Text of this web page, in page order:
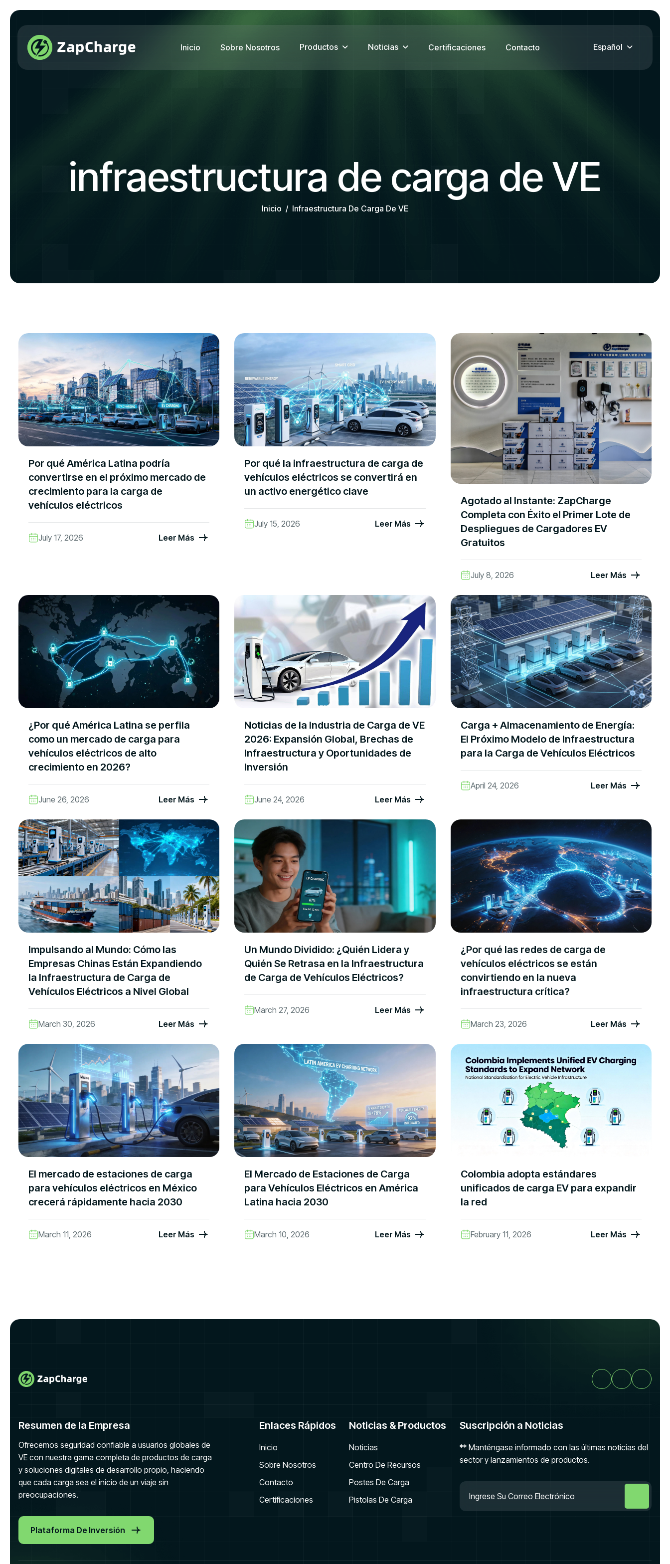
Inicio Sobre Nosotros Productos Noticias Certificaciones Contacto Español
infraestructura de carga de VE
Inicio Infraestructura De Carga De VE
Por qué América Latina podría
convertirse en el próximo mercado de
crecimiento para la carga de
vehículos eléctricos
July 17, 2026 Leer Más
Por qué la infraestructura de carga de
vehículos eléctricos se convertirá en
un activo energético clave
July 15, 2026 Leer Más
Agotado al Instante: ZapCharge
Completa con Éxito el Primer Lote de
Despliegues de Cargadores EV
Gratuitos
July 8, 2026 Leer Más
¿Por qué América Latina se perfila
como un mercado de carga para
vehículos eléctricos de alto
crecimiento en 2026?
June 26, 2026 Leer Más
Noticias de la Industria de Carga de VE
2026: Expansión Global, Brechas de
Infraestructura y Oportunidades de
Inversión
June 24, 2026 Leer Más
Carga + Almacenamiento de Energía:
El Próximo Modelo de Infraestructura
para la Carga de Vehículos Eléctricos
April 24, 2026 Leer Más
Impulsando al Mundo: Cómo las
Empresas Chinas Están Expandiendo
la Infraestructura de Carga de
Vehículos Eléctricos a Nivel Global
March 30, 2026 Leer Más
Un Mundo Dividido: ¿Quién Lidera y
Quién Se Retrasa en la Infraestructura
de Carga de Vehículos Eléctricos?
March 27, 2026 Leer Más
¿Por qué las redes de carga de
vehículos eléctricos se están
convirtiendo en la nueva
infraestructura crítica?
March 23, 2026 Leer Más
El mercado de estaciones de carga
para vehículos eléctricos en México
crecerá rápidamente hacia 2030
March 11, 2026 Leer Más
El Mercado de Estaciones de Carga
para Vehículos Eléctricos en América
Latina hacia 2030
March 10, 2026 Leer Más
Colombia adopta estándares
unificados de carga EV para expandir
la red
February 11, 2026 Leer Más
Resumen de la Empresa
Ofrecemos seguridad confiable a usuarios globales de
VE con nuestra gama completa de productos de carga
y soluciones digitales de desarrollo propio, haciendo
que cada carga sea el inicio de un viaje sin
preocupaciones.
Plataforma De Inversión
Enlaces Rápidos
Inicio
Sobre Nosotros
Contacto
Certificaciones
Noticias & Productos
Noticias
Centro De Recursos
Postes De Carga
Pistolas De Carga
Suscripción a Noticias
** Manténgase informado con las últimas noticias del
sector y lanzamientos de productos.